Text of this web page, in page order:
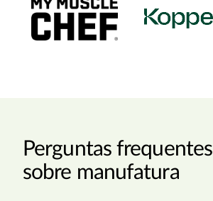
Perguntas frequentes
sobre manufatura